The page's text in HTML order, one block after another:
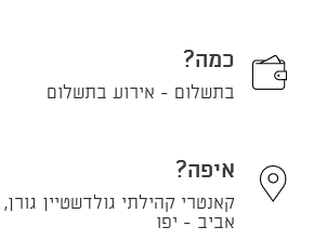
כמה?
בתשלום - אירוע בתשלום
איפה?
אביב - יפו